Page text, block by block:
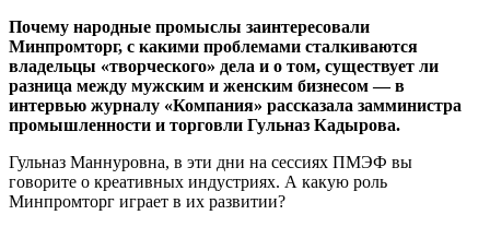
Почему народные промыслы заинтересовали
Минпромторг, с какими проблемами сталкиваются
владельцы «творческого» дела и о том, существует ли
разница между мужским и женским бизнесом — в
интервью журналу «Компания» рассказала замминистра
промышленности и торговли Гульназ Кадырова.
Гульназ Маннуровна, в эти дни на сессиях ПМЭФ вы
говорите о креативных индустриях. А какую роль
Минпромторг играет в их развитии?